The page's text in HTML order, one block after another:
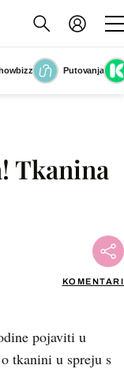
Putovanja
Slika nije dostupna
Tkanina
KOMENTARI
pojaviti u
tkanini u spreju s